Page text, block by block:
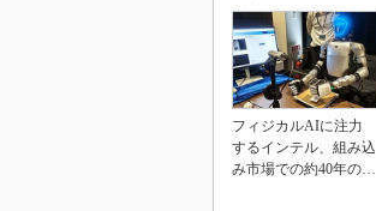
フィジカルAIに注力
するインテル、組み込
み市場での約40年の実